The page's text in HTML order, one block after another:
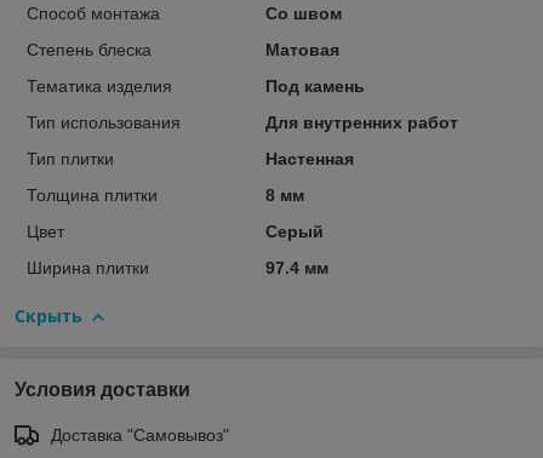
Способ монтажа
Со швом
Степень блеска
Матовая
Тематика изделия
Под камень
Тип использования
Для внутренних работ
Тип плитки
Настенная
Толщина плитки
8 мм
Цвет
Серый
Ширина плитки
97.4 мм
Скрыть
Условия доставки
Доставка "Самовывоз"